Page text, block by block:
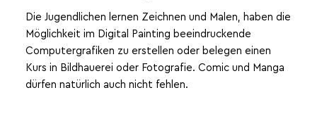
Die Jugendlichen lernen Zeichnen und Malen, haben die
Möglichkeit im Digital Painting beeindruckende
Computergrafiken zu erstellen oder belegen einen
Kurs in Bildhauerei oder Fotografie. Comic und Manga
dürfen natürlich auch nicht fehlen.